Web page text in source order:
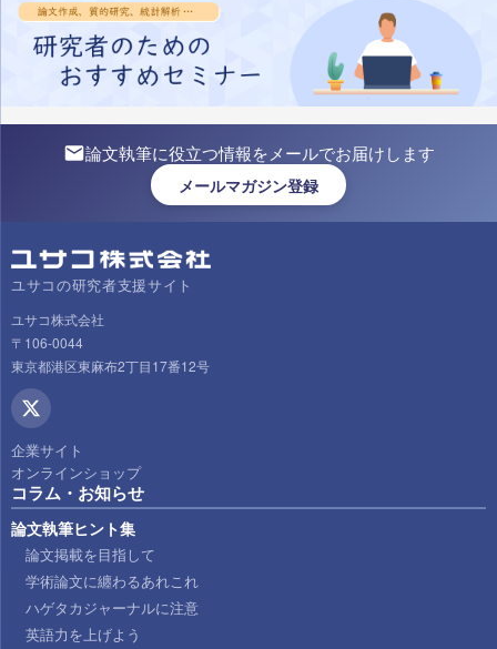
論文執筆に役立つ情報をメールでお届けします
メールマガジン登録
ユサコの研究者支援サイト
ユサコ株式会社
〒106-0044
東京都港区東麻布2丁目17番12号
企業サイト
オンラインショップ
コラム・お知らせ
論文執筆ヒント集
論文掲載を目指して
学術論文に纏わるあれこれ
ハゲタカジャーナルに注意
英語力を上げよう